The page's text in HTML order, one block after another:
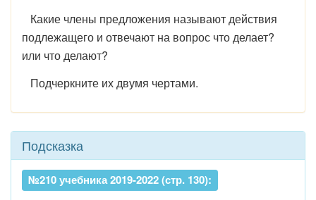
Какие члены предложения называют действия
подлежащего и отвечают на вопрос что делает?
или что делают?
Подчеркните их двумя чертами.
Подсказка
№210 учебника 2019-2022 (стр. 130):